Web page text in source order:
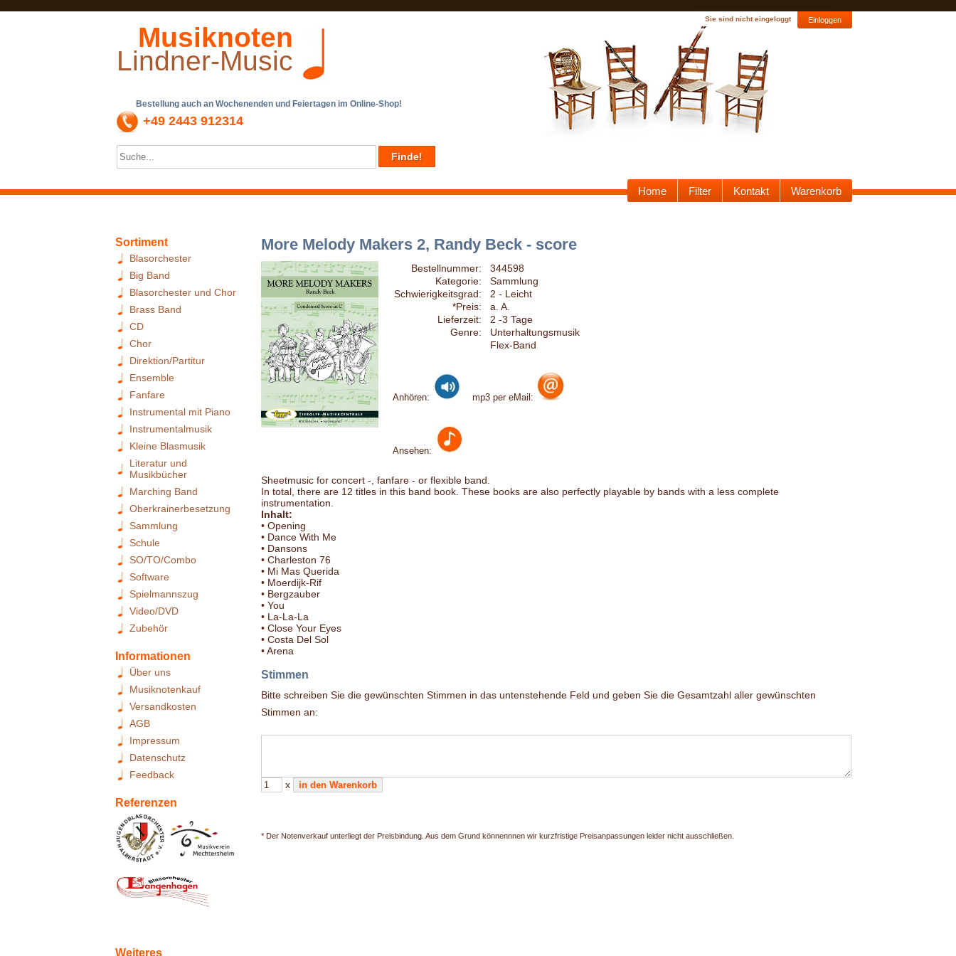
Sie sind nicht eingeloggt Einloggen
Musiknoten
Lindner-Music
Bestellung auch an Wochenenden und Feiertagen im Online-Shop!
+49 2443 912314
Home Filter Kontakt Warenkorb
Sortiment
Blasorchester
Big Band
Blasorchester und Chor
Brass Band
CD
Chor
Direktion/Partitur
Ensemble
Fanfare
Instrumental mit Piano
Instrumentalmusik
Kleine Blasmusik
Literatur und
Musikbücher
Marching Band
Oberkrainerbesetzung
Sammlung
Schule
SO/TO/Combo
Software
Spielmannszug
Video/DVD
Zubehör
Informationen
Über uns
Musiknotenkauf
Versandkosten
AGB
Impressum
Datenschutz
Feedback
Referenzen
Weiteres
More Melody Makers 2, Randy Beck - score
Bestellnummer:
344598
Kategorie:
Sammlung
Schwierigkeitsgrad:
2 - Leicht
*Preis:
a. A.
Lieferzeit:
2 -3 Tage
Genre:
Unterhaltungsmusik
Flex-Band
Anhören: mp3 per eMail:
Ansehen:
Sheetmusic for concert -, fanfare - or flexible band.
In total, there are 12 titles in this band book. These books are also perfectly playable by bands with a less complete
instrumentation.
Inhalt:
• Opening
• Dance With Me
• Dansons
• Charleston 76
• Mi Mas Querida
• Moerdijk-Rif
• Bergzauber
• You
• La-La-La
• Close Your Eyes
• Costa Del Sol
• Arena
Stimmen
Bitte schreiben Sie die gewünschten Stimmen in das untenstehende Feld und geben Sie die Gesamtzahl aller gewünschten
Stimmen an:
x
* Der Notenverkauf unterliegt der Preisbindung. Aus dem Grund könnennnen wir kurzfristige Preisanpassungen leider nicht ausschließen.